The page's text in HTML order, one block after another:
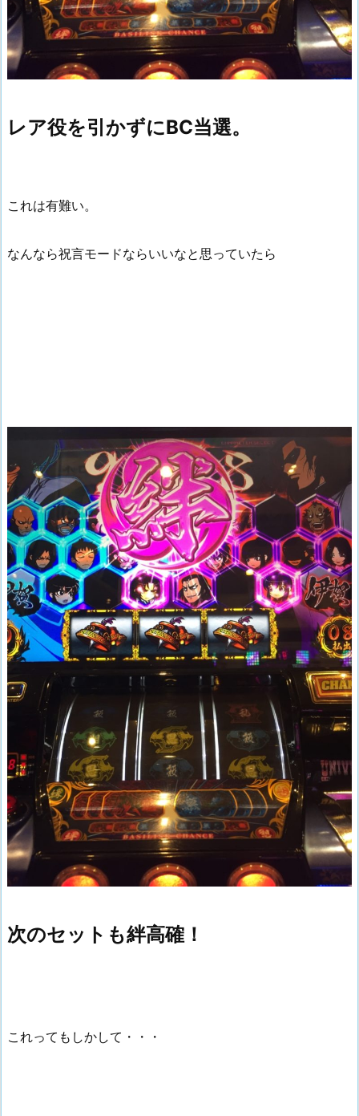
レア役を引かずにBC当選。
これは有難い。
なんなら祝言モードならいいなと思っていたら
次のセットも絆高確！
これってもしかして・・・